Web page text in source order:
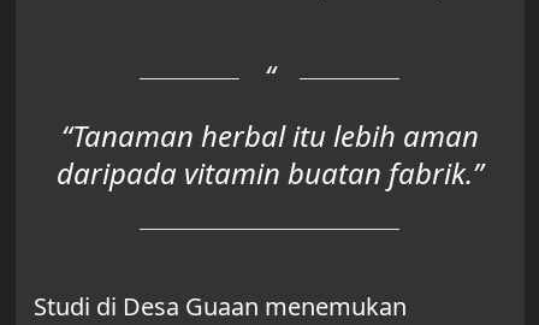
“Tanaman herbal itu lebih aman
daripada vitamin buatan fabrik.”
Studi di Desa Guaan menemukan